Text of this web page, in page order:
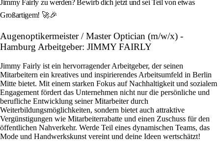
Jimmy Fairly zu werden? Bewirb dich jetzt und sei Teil von etwas
Großartigem! 🚀🎉
Augenoptikermeister / Master Optician (m/w/x) -
Hamburg Arbeitgeber: JIMMY FAIRLY
Jimmy Fairly ist ein hervorragender Arbeitgeber, der seinen
Mitarbeitern ein kreatives und inspirierendes Arbeitsumfeld in Berlin
Mitte bietet. Mit einem starken Fokus auf Nachhaltigkeit und sozialem
Engagement fördert das Unternehmen nicht nur die persönliche und
berufliche Entwicklung seiner Mitarbeiter durch
Weiterbildungsmöglichkeiten, sondern bietet auch attraktive
Vergünstigungen wie Mitarbeiterrabatte und einen Zuschuss für den
öffentlichen Nahverkehr. Werde Teil eines dynamischen Teams, das
Mode und Handwerkskunst vereint und deine Ideen wertschätzt!